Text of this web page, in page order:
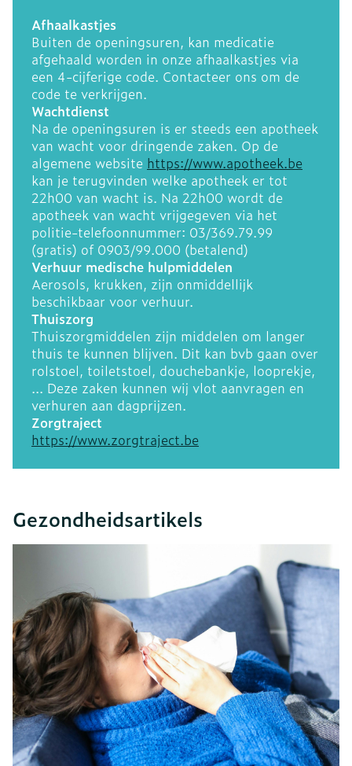
Afhaalkastjes
Buiten de openingsuren, kan medicatie
afgehaald worden in onze afhaalkastjes via
een 4-cijferige code. Contacteer ons om de
code te verkrijgen.
Wachtdienst
Na de openingsuren is er steeds een apotheek
van wacht voor dringende zaken. Op de
algemene website https://www.apotheek.be
kan je terugvinden welke apotheek er tot
22h00 van wacht is. Na 22h00 wordt de
apotheek van wacht vrijgegeven via het
politie-telefoonnummer: 03/369.79.99
(gratis) of 0903/99.000 (betalend)
Verhuur medische hulpmiddelen
Aerosols, krukken, zijn onmiddellijk
beschikbaar voor verhuur.
Thuiszorg
Thuiszorgmiddelen zijn middelen om langer
thuis te kunnen blijven. Dit kan bvb gaan over
rolstoel, toiletstoel, douchebankje, looprekje,
... Deze zaken kunnen wij vlot aanvragen en
verhuren aan dagprijzen.
Zorgtraject
https://www.zorgtraject.be
Gezondheidsartikels
Dia 1 van 8